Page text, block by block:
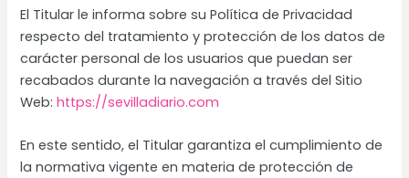
El Titular le informa sobre su Política de Privacidad
respecto del tratamiento y protección de los datos de
carácter personal de los usuarios que puedan ser
recabados durante la navegación a través del Sitio
Web:https://sevilladiario.com
En este sentido, el Titular garantiza el cumplimiento de
la normativa vigente en materia de protección de